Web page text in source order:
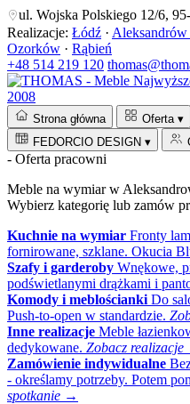
ul. Wojska Polskiego 12/6,
Realizacje: Łódź ·
Ozorków · Rąbień
+48 514 219 120
2008
Strona główna Oferta ▾
FEDORCIO DESIGN ▾
- Oferta pracowni
Meble na wymiar w
Wybierz kategorię lub zamów
Kuchnie na wymiar Fronty
fornirowane, szklane. Okucia
Szafy i garderoby Wnękowe,
podświetlanymi drążkami i
Komody i meblościanki Do
Push-to-open w standardzie.
Inne realizacje Meble
dedykowane. Zobacz
Zamówienie indywidualne
- określamy potrzeby. Potem
spotkanie →